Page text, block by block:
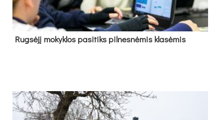
Rug­sė­jį mo­kyk­los pa­si­tiks pil­nes­nė­mis kla­sė­mis